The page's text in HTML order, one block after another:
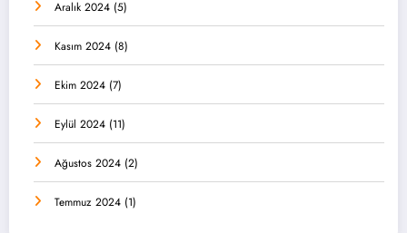
Aralık 2024 (5)
Kasım 2024 (8)
Ekim 2024 (7)
Eylül 2024 (11)
Ağustos 2024 (2)
Temmuz 2024 (1)